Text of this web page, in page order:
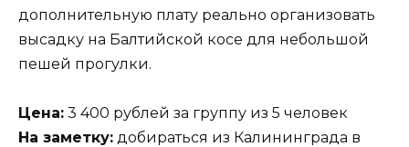
дополнительную плату реально организовать
высадку на Балтийской косе для небольшой
пешей прогулки.
Цена: 3 400 рублей за группу из 5 человек
На заметку: добираться из Калининграда в